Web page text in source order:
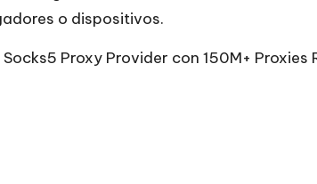
o dispositivos.
Proxy Provider con 150M+ Proxies